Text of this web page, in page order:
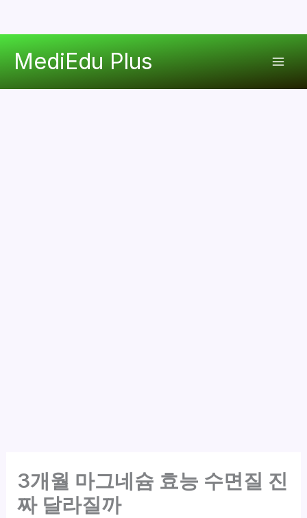
MediEdu Plus
3개월 마그네슘 효능 수면질 진
짜 달라질까